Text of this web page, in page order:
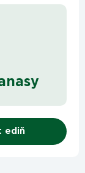
ediň